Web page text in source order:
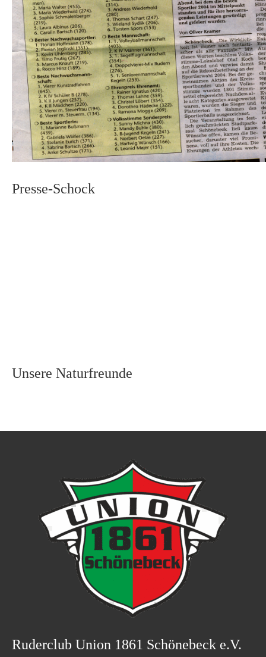
Presse-Schock
Unsere Naturfreunde
Ruderclub Union 1861 Schönebeck e.V.